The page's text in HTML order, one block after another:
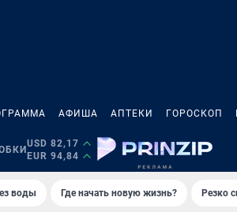
АФИША АПТЕКИ ГОРОСКОП
USD 82,17
EUR 94,84
воды Где начать новую жизнь? Резко